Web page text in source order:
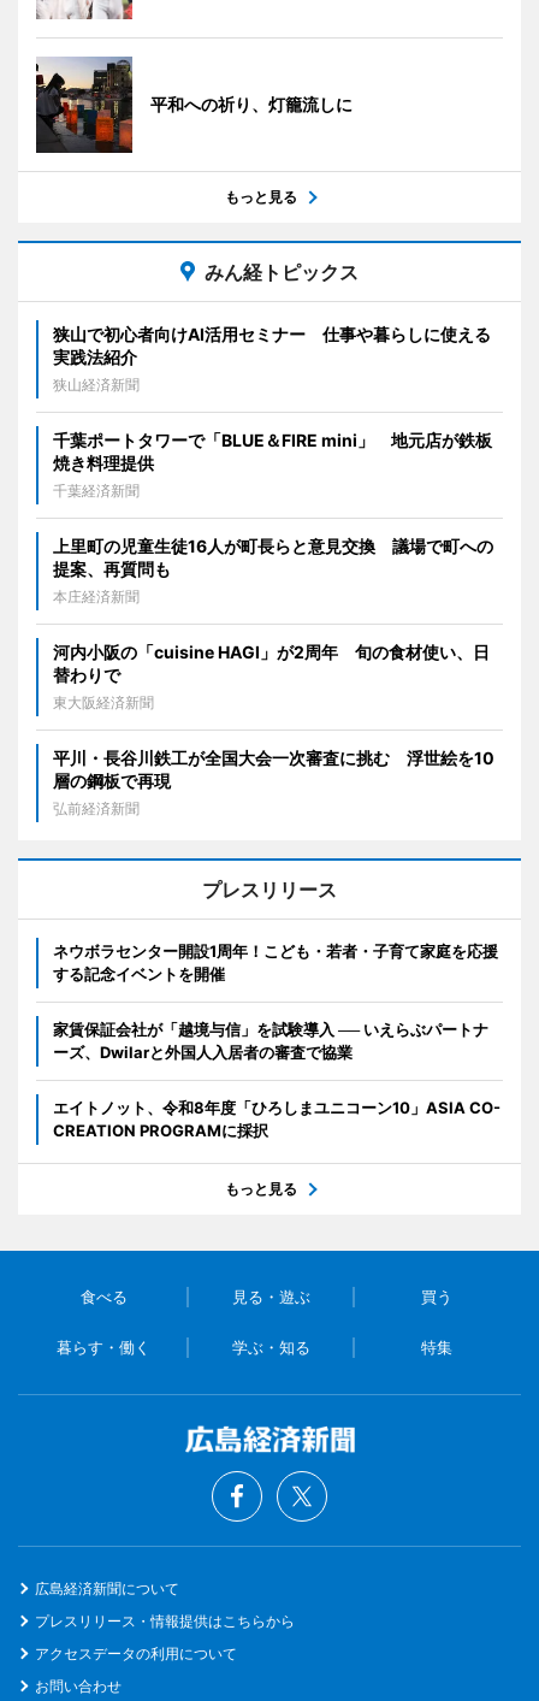
平和への祈り、灯籠流しに
もっと見る
みん経トピックス
狭山で初心者向けAI活用セミナー 仕事や暮らしに使える
実践法紹介
狭山経済新聞
千葉ポートタワーで「BLUE＆FIRE mini」 地元店が鉄板
焼き料理提供
千葉経済新聞
上里町の児童生徒16人が町長らと意見交換 議場で町への
提案、再質問も
本庄経済新聞
河内小阪の「cuisine HAGI」が2周年 旬の食材使い、日
替わりで
東大阪経済新聞
平川・長谷川鉄工が全国大会一次審査に挑む 浮世絵を10
層の鋼板で再現
弘前経済新聞
プレスリリース
ネウボラセンター開設1周年！こども・若者・子育て家庭を応援
する記念イベントを開催
家賃保証会社が「越境与信」を試験導入 ── いえらぶパートナ
ーズ、Dwilarと外国人入居者の審査で協業
エイトノット、令和8年度「ひろしまユニコーン10」ASIA CO-
CREATION PROGRAMに採択
もっと見る
食べる 見る・遊ぶ 買う
暮らす・働く 学ぶ・知る 特集
広島経済新聞について
プレスリリース・情報提供はこちらから
アクセスデータの利用について
お問い合わせ